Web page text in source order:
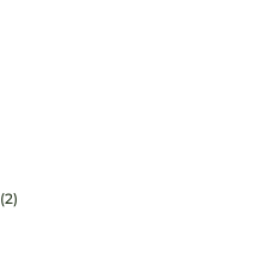
(2)